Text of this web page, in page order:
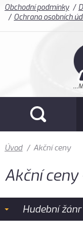
Obchodní podmínky
Ochrana osobních
Úvod / Akční ceny
Akční ceny
Hudební žánr